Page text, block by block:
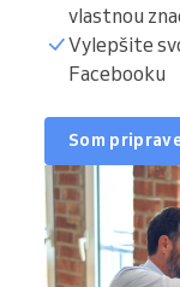
vlastnou
Vylepšite
Facebooku
Som